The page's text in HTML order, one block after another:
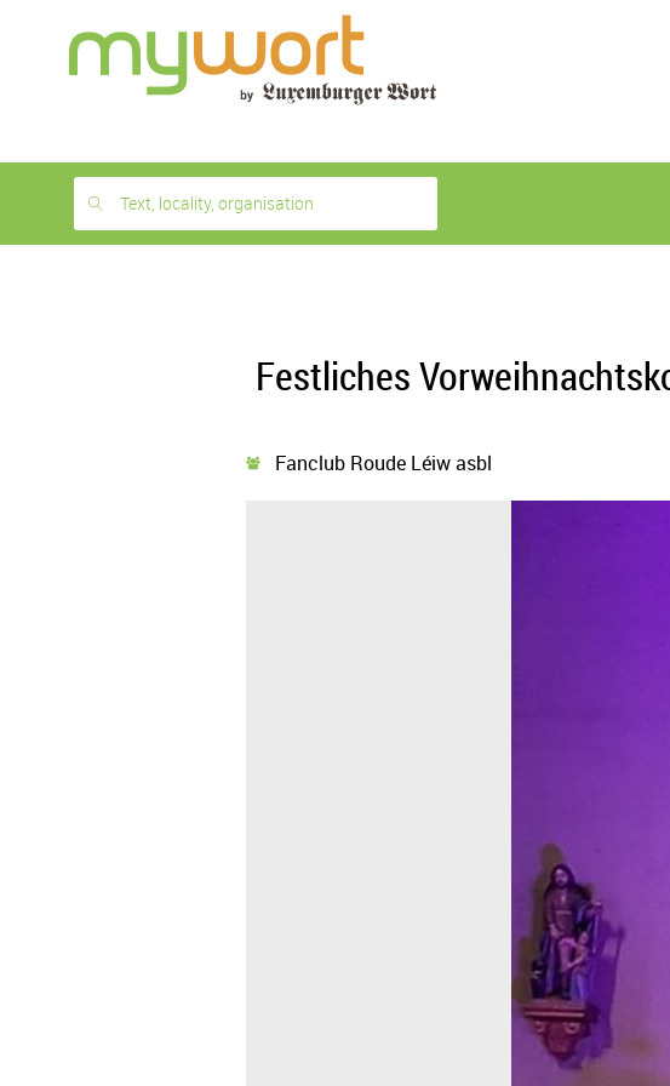
month
free
Text, locality, organisation
Festliches
Fanclub Roude Léiw asbl